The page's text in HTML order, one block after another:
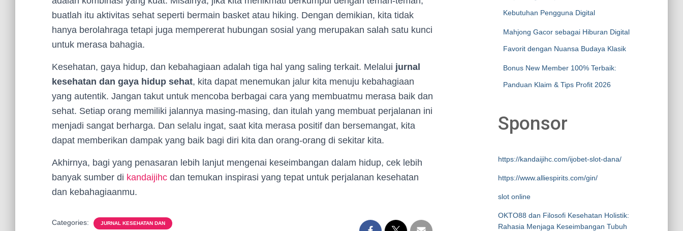
buatlah itu aktivitas sehat seperti bermain basket atau hiking. Dengan demikian, kita tidak
hanya berolahraga tetapi juga mempererat hubungan sosial yang merupakan salah satu kunci
untuk merasa bahagia.
Kesehatan, gaya hidup, dan kebahagiaan adalah tiga hal yang saling terkait. Melalui jurnal
kesehatan dan gaya hidup sehat, kita dapat menemukan jalur kita menuju kebahagiaan
yang autentik. Jangan takut untuk mencoba berbagai cara yang membuatmu merasa baik dan
sehat. Setiap orang memiliki jalannya masing-masing, dan itulah yang membuat perjalanan ini
menjadi sangat berharga. Dan selalu ingat, saat kita merasa positif dan bersemangat, kita
dapat memberikan dampak yang baik bagi diri kita dan orang-orang di sekitar kita.
Akhirnya, bagi yang penasaran lebih lanjut mengenai keseimbangan dalam hidup, cek lebih
banyak sumber di kandaijihc dan temukan inspirasi yang tepat untuk perjalanan kesehatan
dan kebahagiaanmu.
Categories: JURNAL KESEHATAN DAN
Kebutuhan Pengguna Digital
Mahjong Gacor sebagai Hiburan Digital
Favorit dengan Nuansa Budaya Klasik
Bonus New Member 100% Terbaik:
Panduan Klaim & Tips Profit 2026
Sponsor
https://kandaijihc.com/ijobet-slot-dana/
https://www.alliespirits.com/gin/
slot online
OKTO88 dan Filosofi Kesehatan Holistik:
Rahasia Menjaga Keseimbangan Tubuh